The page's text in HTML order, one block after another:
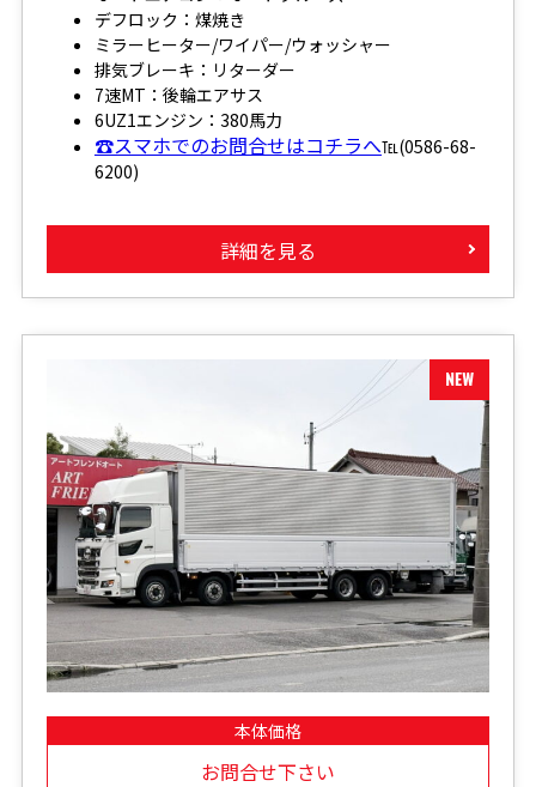
デフロック：煤焼き
ミラーヒーター/ワイパー/ウォッシャー
排気ブレーキ：リターダー
7速MT：後輪エアサス
6UZ1エンジン：380馬力
☎スマホでのお問合せはコチラへ℡(0586-68-
6200)
詳細を見る
本体価格
お問合せ下さい